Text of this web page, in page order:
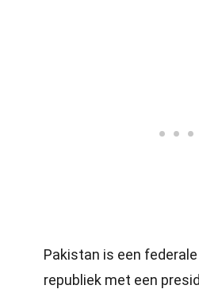
Pakistan is een
republiek met een